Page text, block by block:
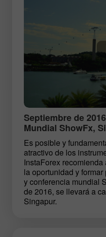
Septiembre de
Mundial ShowFx,
Es posible y
atractivo de los
InstaForex
la oportunidad y
y conferencia mundial
de 2016, se llevará a
Singapur.